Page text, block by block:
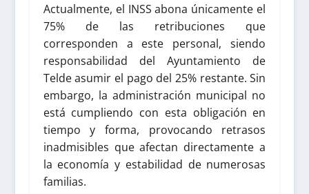
Actualmente, el INSS abona únicamente el
75% de las retribuciones que
corresponden a este personal, siendo
responsabilidad del Ayuntamiento de
Telde asumir el pago del 25% restante. Sin
embargo, la administración municipal no
está cumpliendo con esta obligación en
tiempo y forma, provocando retrasos
inadmisibles que afectan directamente a
la economía y estabilidad de numerosas
familias.